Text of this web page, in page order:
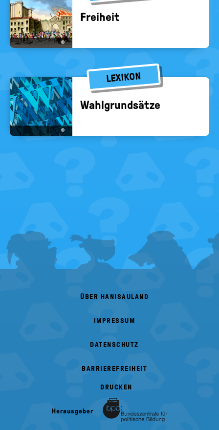
©
Frei­heit
LEXIKON
©
Wahl­grund­sät­ze
FOOTER
MENU
ÜBER HANISAULAND
IMPRESSUM
DATENSCHUTZ
BARRIEREFREIHEIT
DRUCKEN
Herausgeber